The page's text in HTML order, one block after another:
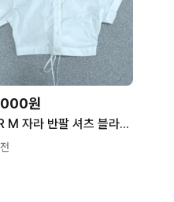
원
EUR M 자라 반팔 셔츠 블라우스 | 0721B22